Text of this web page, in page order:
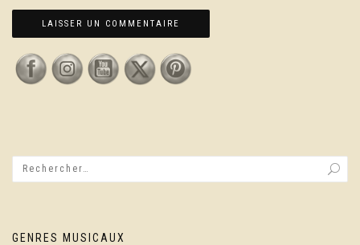
GENRES MUSICAUX